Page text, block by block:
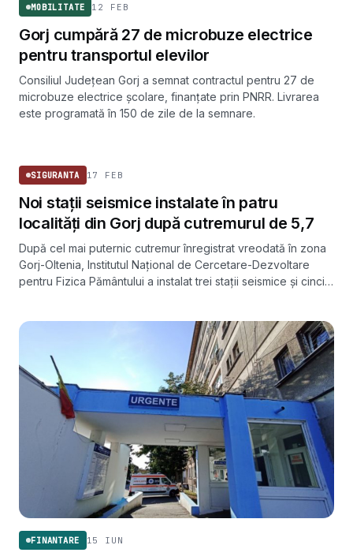
MOBILITATE 12 FEB
Gorj cumpără 27 de microbuze electrice
pentru transportul elevilor
Consiliul Județean Gorj a semnat contractul pentru 27 de
microbuze electrice școlare, finanțate prin PNRR. Livrarea
este programată în 150 de zile de la semnare.
SIGURANTA 17 FEB
Noi stații seismice instalate în patru
localități din Gorj după cutremurul de 5,7
După cel mai puternic cutremur înregistrat vreodată în zona
Gorj-Oltenia, Institutul Național de Cercetare-Dezvoltare
pentru Fizica Pământului a instalat trei stații seismice și cinci
FINANTARE 15 IUN